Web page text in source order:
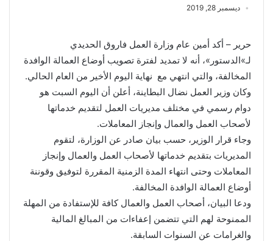
ديسمبر 28, 2019
حرير – أكد أمين عام وزارة العمل فاروق الحديدي
لـ»الدستور»، أنه لا تمديد لفترة تصويب أوضاع العمالة الوافدة
المخالفة، والتي انتهي مع نهاية اليوم الأخير من العام الحالي.
وكان وزير العمل نضال البطاينة، أعلن أن اليوم السبت هو
دوام رسمي في مختلف مديريات العمل لتقديم خدماتها
لأصحاب العمل والعمال وإنجاز المعاملات.
وجاء قرار الوزير، حسب بيان صادر عن الوزارة، لتقوم
المديريات بتقديم خدماتها لأصحاب العمل والعمال وإنجاز
المعاملات وحتى انتهاء المدة الزمنية المقررة لتوفيق وقوننة
أوضاع العمالة الوافدة المخالفة.
ودعا البيان، أصحاب العمل والعمال كافة للإستفادة من المهلة
الممنوحة لهم التي تتضمن إعفاءات من المبالغ المالية
والغرامات عن السنوات السابقة.